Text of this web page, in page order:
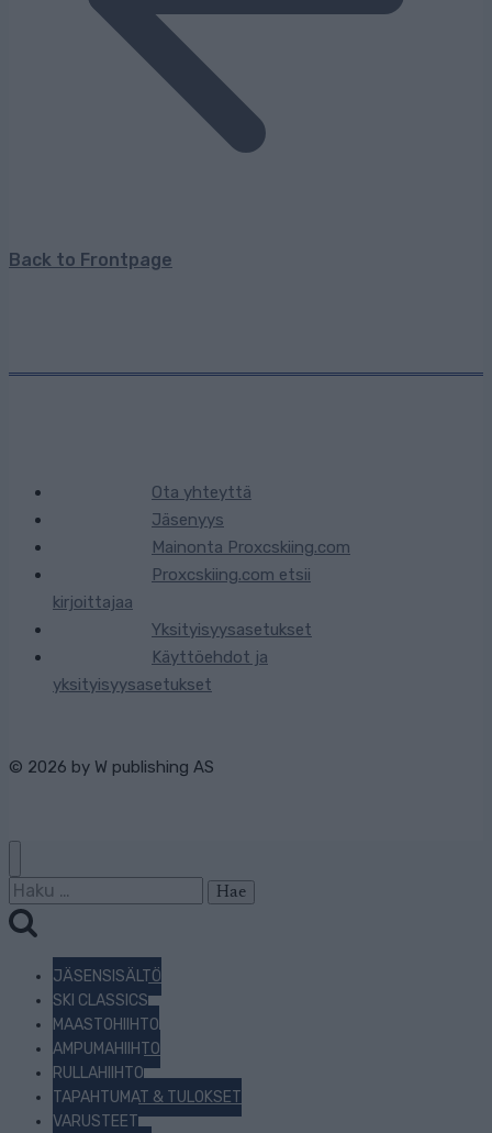
Back to Frontpage
Ota yhteyttä
Jäsenyys
Mainonta Proxcskiing.com
Proxcskiing.com etsii
kirjoittajaa
Yksityisyysasetukset
Käyttöehdot ja
yksityisyysasetukset
© 2026 by W publishing AS
Haku:
JÄSENSISÄLTÖ
SKI CLASSICS
MAASTOHIIHTO
AMPUMAHIIHTO
RULLAHIIHTO
TAPAHTUMAT & TULOKSET
VARUSTEET